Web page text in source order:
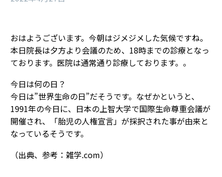
おはようございます。今朝はジメジメした気候ですね。
本日院長は夕方より会議のため、18時までの診療となっ
ております。医院は通常通り診療しております。。
今日は何の日？
今日は”世界生命の日”だそうです。なぜかというと、
1991年の今日に、日本の上智大学で国際生命尊重会議が
開催され、「胎児の人権宣言」が採択された事が由来と
なっているそうです。
（出典、参考：雑学.com）